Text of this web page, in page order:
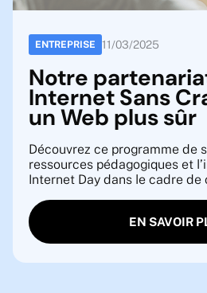
ENTREPRISE 11/03/2025
Notre
Internet Sans
un Web plus sûr
Découvrez ce programme de
ressources pédagogiques et
Internet Day dans le cadre de
EN SAVOIR